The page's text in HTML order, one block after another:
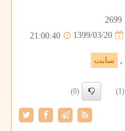
2699
1399/03/20
21:00:40
, سایت
(1)
(0)